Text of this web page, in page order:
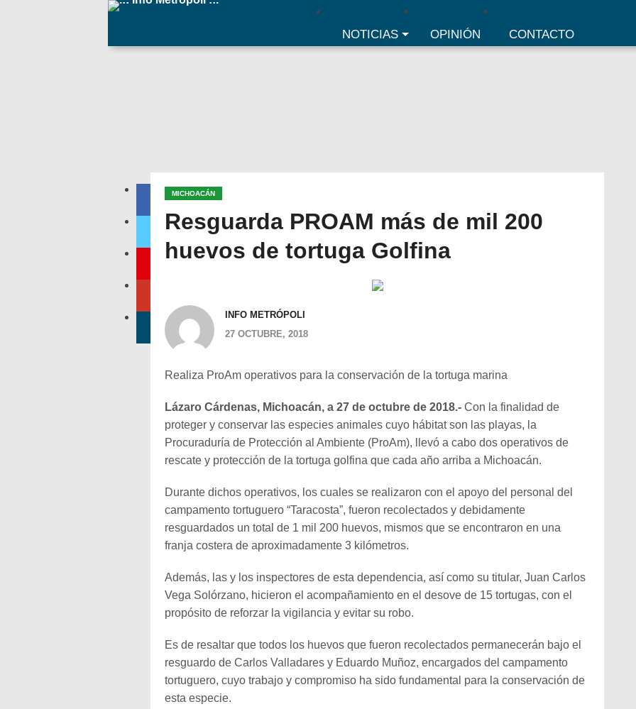
NOTICIAS OPINIÓN CONTACTO
MICHOACÁN
Resguarda PROAM más de mil 200
huevos de tortuga Golfina
INFO METRÓPOLI
27 OCTUBRE, 2018
Realiza ProAm operativos para la conservación de la tortuga marina
Lázaro Cárdenas, Michoacán, a 27 de octubre de 2018.- Con la finalidad de
proteger y conservar las especies animales cuyo hábitat son las playas, la
Procuraduría de Protección al Ambiente (ProAm), llevó a cabo dos operativos de
rescate y protección de la tortuga golfina que cada año arriba a Michoacán.
Durante dichos operativos, los cuales se realizaron con el apoyo del personal del
campamento tortuguero “Taracosta”, fueron recolectados y debidamente
resguardados un total de 1 mil 200 huevos, mismos que se encontraron en una
franja costera de aproximadamente 3 kilómetros.
Además, las y los inspectores de esta dependencia, así como su titular, Juan Carlos
Vega Solórzano, hicieron el acompañamiento en el desove de 15 tortugas, con el
propósito de reforzar la vigilancia y evitar su robo.
Es de resaltar que todos los huevos que fueron recolectados permanecerán bajo el
resguardo de Carlos Valladares y Eduardo Muñoz, encargados del campamento
tortuguero, cuyo trabajo y compromiso ha sido fundamental para la conservación de
esta especie.